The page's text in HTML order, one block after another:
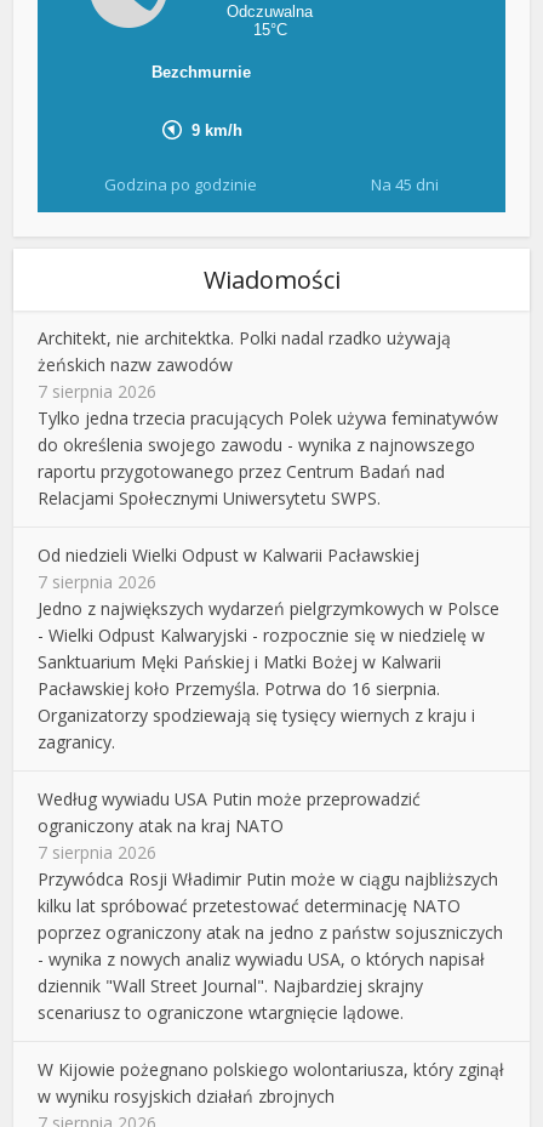
Godzina po godzinie Na 45 dni
Wiadomości
Architekt, nie architektka. Polki nadal rzadko używają
żeńskich nazw zawodów
7 sierpnia 2026
Tylko jedna trzecia pracujących Polek używa feminatywów
do określenia swojego zawodu - wynika z najnowszego
raportu przygotowanego przez Centrum Badań nad
Relacjami Społecznymi Uniwersytetu SWPS.
Od niedzieli Wielki Odpust w Kalwarii Pacławskiej
7 sierpnia 2026
Jedno z największych wydarzeń pielgrzymkowych w Polsce
- Wielki Odpust Kalwaryjski - rozpocznie się w niedzielę w
Sanktuarium Męki Pańskiej i Matki Bożej w Kalwarii
Pacławskiej koło Przemyśla. Potrwa do 16 sierpnia.
Organizatorzy spodziewają się tysięcy wiernych z kraju i
zagranicy.
Według wywiadu USA Putin może przeprowadzić
ograniczony atak na kraj NATO
7 sierpnia 2026
Przywódca Rosji Władimir Putin może w ciągu najbliższych
kilku lat spróbować przetestować determinację NATO
poprzez ograniczony atak na jedno z państw sojuszniczych
- wynika z nowych analiz wywiadu USA, o których napisał
dziennik "Wall Street Journal". Najbardziej skrajny
scenariusz to ograniczone wtargnięcie lądowe.
W Kijowie pożegnano polskiego wolontariusza, który zginął
w wyniku rosyjskich działań zbrojnych